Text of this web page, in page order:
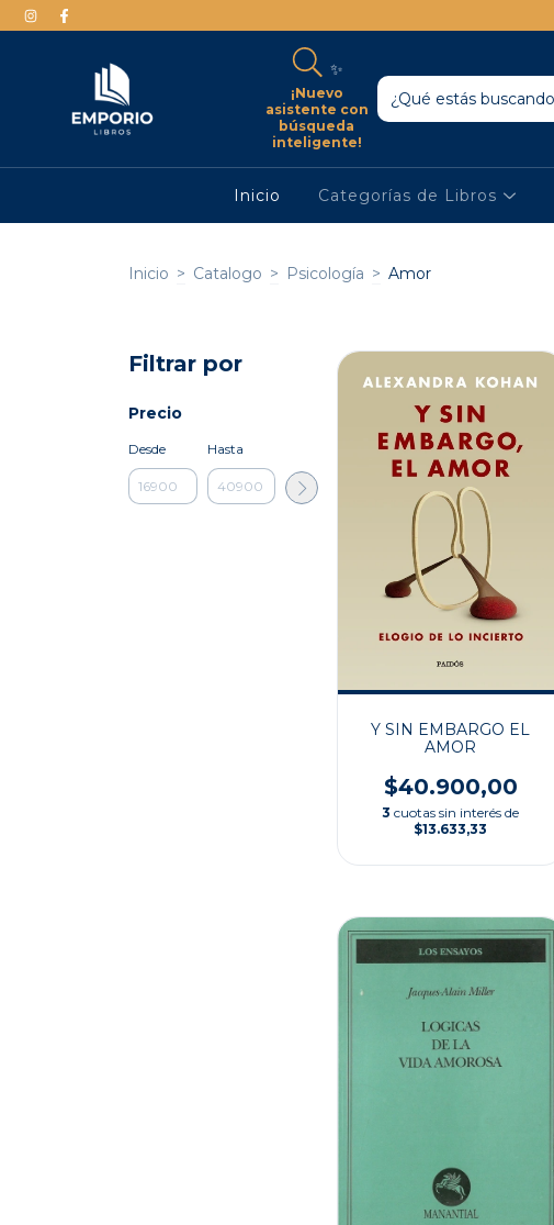
✨
¡Nuevo
asistente con
búsqueda
inteligente!
Inicio Categorías de Libros
Inicio > Catalogo > Psicología > Amor
Filtrar por
Precio
Desde Hasta
Y SIN EMBARGO EL
AMOR
$40.900,00
3 cuotas sin interés de
$13.633,33